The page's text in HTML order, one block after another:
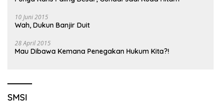
10 Juni 2015
Wah, Dukun Banjir Duit
28 April 2015
Mau Dibawa Kemana Penegakan Hukum Kita?!
SMSI